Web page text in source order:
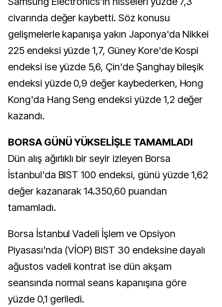
civarında değer kaybetti. Söz konusu
gelişmelerle kapanışa yakın Japonya'da Nikkei
225 endeksi yüzde 1,7, Güney Kore'de Kospi
endeksi ise yüzde 5,6, Çin'de Şanghay bileşik
endeksi yüzde 0,9 değer kaybederken, Hong
Kong'da Hang Seng endeksi yüzde 1,2 değer
kazandı.
BORSA GÜNÜ YÜKSELİŞLE TAMAMLADI
Dün alış ağırlıklı bir seyir izleyen Borsa
İstanbul'da BIST 100 endeksi, günü yüzde 1,62
değer kazanarak 14.350,60 puandan
tamamladı.
Borsa İstanbul Vadeli İşlem ve Opsiyon
Piyasası'nda (VİOP) BIST 30 endeksine dayalı
ağustos vadeli kontrat ise dün akşam
seansında normal seans kapanışına göre
yüzde 0,1 geriledi.